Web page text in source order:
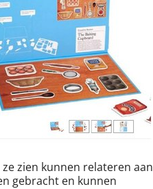
zien kunnen relateren aan
gebracht en kunnen